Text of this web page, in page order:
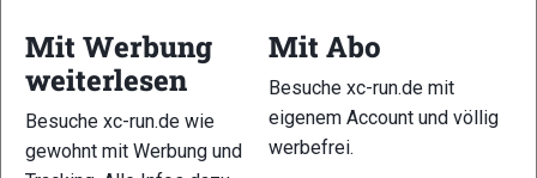
89 90
Mit Werbung
weiterlesen
Besuche xc-run.de wie
gewohnt mit Werbung und
Mit Abo
Besuche xc-run.de mit
eigenem Account und völlig
werbefrei.